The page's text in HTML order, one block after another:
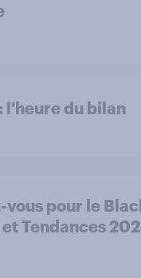
l'heure du bilan
vous pour le
Tendances